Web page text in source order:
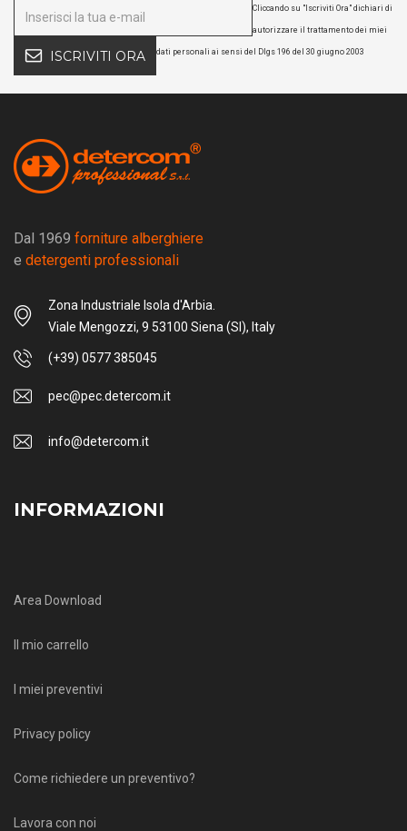
ISCRIVITI ORA
Cliccando su "Iscriviti Ora" dichiari di
autorizzare il trattamento dei miei
dati personali ai sensi del Dlgs 196 del 30 giugno 2003
Dal 1969 forniture alberghiere
e detergenti professionali
Zona Industriale Isola d'Arbia.
Viale Mengozzi, 9 53100 Siena (SI), Italy
(+39) 0577 385045
pec@pec.detercom.it
info@detercom.it
INFORMAZIONI
Area Download
Il mio carrello
I miei preventivi
Privacy policy
Come richiedere un preventivo?
Lavora con noi